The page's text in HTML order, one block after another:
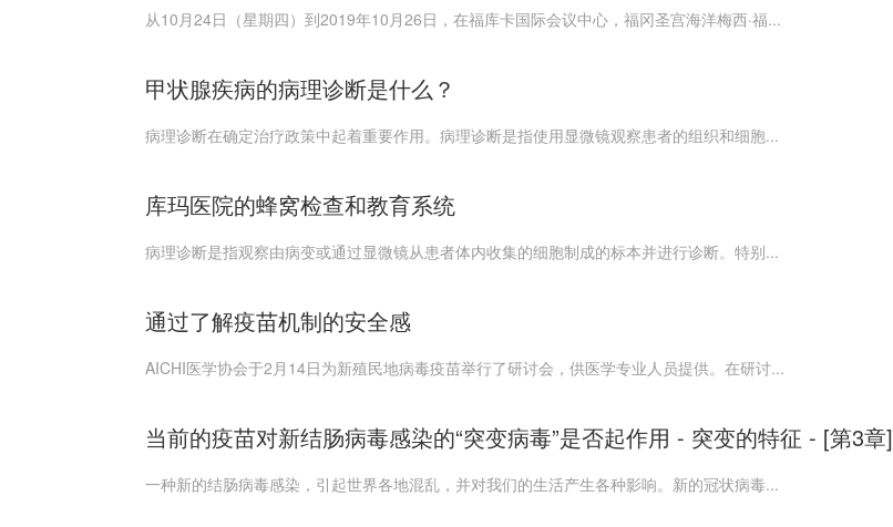
从10月24日（星期四）到2019年10月26日，在福库卡国际会议中心，福冈圣宫海洋梅西·福...
甲状腺疾病的病理诊断是什么？
病理诊断在确定治疗政策中起着重要作用。病理诊断是指使用显微镜观察患者的组织和细胞...
库玛医院的蜂窝检查和教育系统
病理诊断是指观察由病变或通过显微镜从患者体内收集的细胞制成的标本并进行诊断。特别...
通过了解疫苗机制的安全感
AICHI医学协会于2月14日为新殖民地病毒疫苗举行了研讨会，供医学专业人员提供。在研讨...
当前的疫苗对新结肠病毒感染的“突变病毒”是否起作用 - 突变的特征 - [第3章]
一种新的结肠病毒感染，引起世界各地混乱，并对我们的生活产生各种影响。新的冠状病毒...